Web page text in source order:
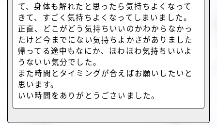
て、身体も解れたと思ったら気持ちよくなって
きて、すごく気持ちよくなってしまいました。
正直、どこがどう気持ちいいのかわからなかっ
たけど今までにない気持ちよかさがありました
帰ってる途中もなにか、ほわほわ気持ちいいよ
うないい気分でした。
また時間とタイミングが合えばお願いしたいと
思います。
いい時間をありがとうごさいました。